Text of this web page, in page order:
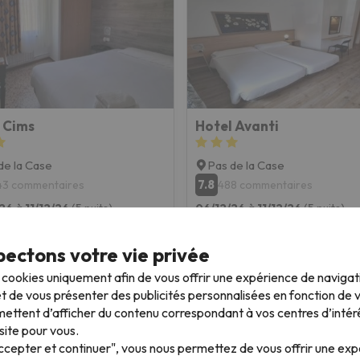
la Case
commentaires
à 11/12/26(5 nuits)
526 €/pers.
Hotel Avanti
Pas de la Case
7.8 488 commentaires
06/12/26 à 11/12/26(5 nuits)
526
votre vie privée
cookies uniquement afin de vous offrir une expérience de
de vous présenter des publicités personnalisées en fonction de
d’afficher du contenu correspondant à vos centres
pour vous.
et continuer", vous nous permettez de vous offrir une